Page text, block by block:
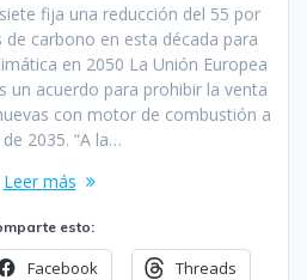
fija una reducción del 55 por
carbono en esta década para
en 2050 La Unión Europea
un acuerdo para prohibir la venta
con motor de combustión a
2035. “A la…
Leer más
esto:
Facebook Threads